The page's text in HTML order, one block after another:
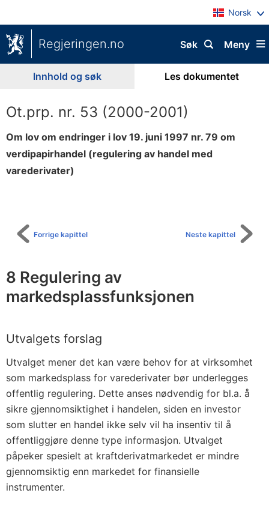
Norsk
Regjeringen.no Meny
Søk
Innhold og søk Les dokumentet
Ot.prp. nr. 53 (2000-2001)
Om lov om endringer i lov 19. juni 1997 nr. 79 om
verdipapirhandel (regulering av handel med
varederivater)
Neste kapittel
Forrige kapittel
8 Regulering av
markedsplassfunksjonen
Utvalgets forslag
Utvalget mener det kan være behov for at virksomhet
som markedsplass for varederivater bør underlegges
offentlig regulering. Dette anses nødvendig for bl.a. å
sikre gjennomsiktighet i handelen, siden en investor
som slutter en handel ikke selv vil ha insentiv til å
offentliggjøre denne type informasjon. Utvalget
påpeker spesielt at kraftderivatmarkedet er mindre
gjennomsiktig enn markedet for finansielle
instrumenter.